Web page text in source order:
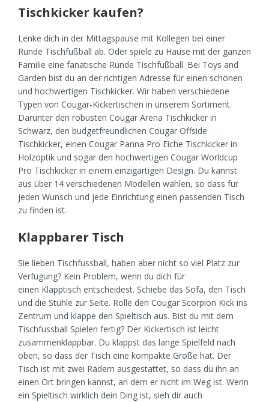
Tischkicker kaufen?
Lenke dich in der Mittagspause mit Kollegen bei einer
Runde Tischfußball ab. Oder spiele zu Hause mit der ganzen
Familie eine fanatische Runde Tischfußball. Bei Toys and
Garden bist du an der richtigen Adresse für einen schönen
und hochwertigen Tischkicker. Wir haben verschiedene
Typen von Cougar-Kickertischen in unserem Sortiment.
Darunter den robusten Cougar Arena Tischkicker in
Schwarz, den budgetfreundlichen Cougar Offside
Tischkicker, einen Cougar Panna Pro Eiche Tischkicker in
Holzoptik und sogar den hochwertigen Cougar Worldcup
Pro Tischkicker in einem einzigartigen Design. Du kannst
aus über 14 verschiedenen Modellen wählen, so dass für
jeden Wunsch und jede Einrichtung einen passenden Tisch
zu finden ist.
Klappbarer Tisch
Sie lieben Tischfussball, haben aber nicht so viel Platz zur
Verfügung? Kein Problem, wenn du dich für
einen Klapptisch entscheidest. Schiebe das Sofa, den Tisch
und die Stühle zur Seite. Rolle den Cougar Scorpion Kick ins
Zentrum und klappe den Spieltisch aus. Bist du mit dem
Tischfussball Spielen fertig? Der Kickertisch ist leicht
zusammenklappbar. Du klappst das lange Spielfeld nach
oben, so dass der Tisch eine kompakte Größe hat. Der
Tisch ist mit zwei Rädern ausgestattet, so dass du ihn an
einen Ort bringen kannst, an dem er nicht im Weg ist. Wenn
ein Spieltisch wirklich dein Ding ist, sieh dir auch